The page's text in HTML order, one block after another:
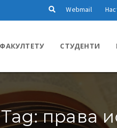
Webmail
СТУДЕНТИ
Tag: права